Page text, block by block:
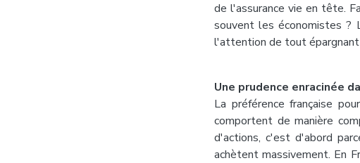
de l'assurance vie en tête.
souvent les économistes ?
l'attention de tout épargnant
Une prudence enracinée
La préférence française
comportent de manière
d'actions, c'est d'abord
achètent massivement. En